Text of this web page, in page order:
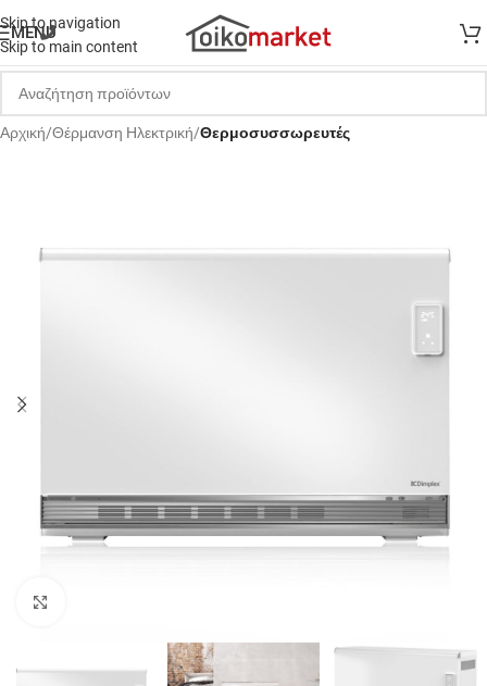
Skip to navigation
Skip to main content
MENU
Αρχική Θέρμανση Ηλεκτρική Θερμοσυσσωρευτές